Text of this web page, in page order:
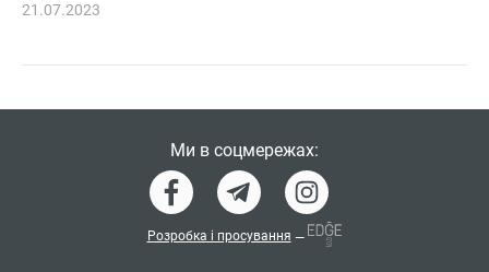
21.07.2023
Ми в соцмережах:
Розробка і просування —